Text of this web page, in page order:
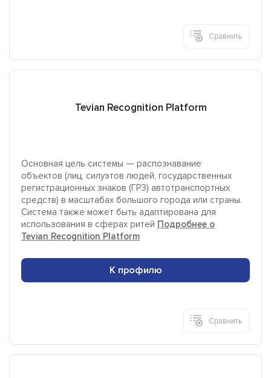
Сравнить
Tevian Recognition Platform
Основная цель системы — распознавание
объектов (лиц, силуэтов людей, государственных
регистрационных знаков (ГРЗ) автотранспортных
средств) в масштабах большого города или страны.
Система также может быть адаптирована для
использования в сферах ритей Подробнее о
Tevian Recognition Platform
К профилю
Сравнить